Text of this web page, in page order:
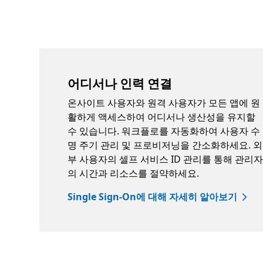
어디서나 인력 연결
온사이트 사용자와 원격 사용자가 모든 앱에 원
활하게 액세스하여 어디서나 생산성을 유지할
수 있습니다. 워크플로를 자동화하여 사용자 수
명 주기 관리 및 프로비저닝을 간소화하세요. 외
부 사용자의 셀프 서비스 ID 관리를 통해 관리자
의 시간과 리소스를 절약하세요.
Single Sign-On에 대해 자세히 알아보기